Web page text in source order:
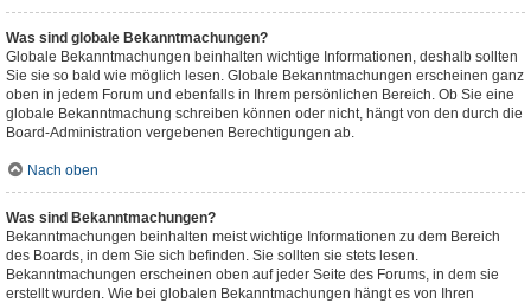
Was sind globale Bekanntmachungen?
Globale Bekanntmachungen beinhalten wichtige Informationen, deshalb sollten
Sie sie so bald wie möglich lesen. Globale Bekanntmachungen erscheinen ganz
oben in jedem Forum und ebenfalls in Ihrem persönlichen Bereich. Ob Sie eine
globale Bekanntmachung schreiben können oder nicht, hängt von den durch die
Board-Administration vergebenen Berechtigungen ab.
Nach oben
Was sind Bekanntmachungen?
Bekanntmachungen beinhalten meist wichtige Informationen zu dem Bereich
des Boards, in dem Sie sich befinden. Sie sollten sie stets lesen.
Bekanntmachungen erscheinen oben auf jeder Seite des Forums, in dem sie
erstellt wurden. Wie bei globalen Bekanntmachungen hängt es von Ihren